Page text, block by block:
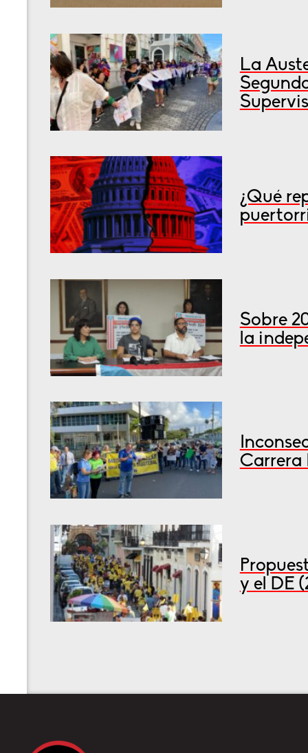
La
¿Qué
Sobre
la
Carrera
y el DE